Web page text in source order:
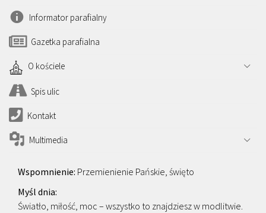
Informator parafialny
Gazetka parafialna
O kościele
Spis ulic
Kontakt
Multimedia
Przemienienie Pańskie, święto
Światło, miłość, moc – wszystko to znajdziesz w modlitwie.